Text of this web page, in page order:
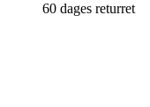
60 dages returret